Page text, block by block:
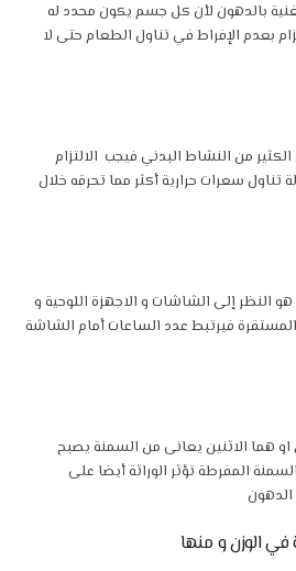
بالدهون لأن كل جسم يكون محدد له
بعدم الإفراط في تناول الطعام حتى لا
من النشاط البدني فيجب الالتزام
سعرات حرارية أكثر مما تحرقه خلال
هو النظر إلى الشاشات و الاجهزة اللوحية و
فيرتبط عدد الساعات أمام الشاشة
هما الاثنين يعانى من السمنة يصبح
المفرطة تؤثر الوراثة أيضا على
الوزن و منها